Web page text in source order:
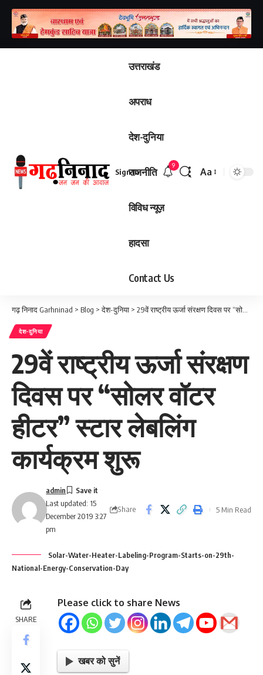
उत्तराखंड
अपराध
देश-दुनिया
राजनीति
विविध न्यूज़
हादसा
Contact Us
Sign In
9
Aa
गढ़ निनाद Garhninad > Blog >देश-दुनिया > 29वें राष्ट्रीय ऊर्जा संरक्षण दिवस पर “सोलर वॉटर हीटर” स्टार लेबलिंग कार्यक्रम शुरू
देश-दुनिया
29वें राष्ट्रीय ऊर्जा संरक्षण
दिवस पर “सोलर वॉटर
हीटर” स्टार लेबलिंग
कार्यक्रम शुरू
Last updated: 15
December 2019 3:27
pm
admin
Share 5 Min Read
Solar-Water-Heater-Labeling-Program-Starts-on-29th-
National-Energy-Conservation-Day
SHARE
Please click to share News
खबर को सुनें